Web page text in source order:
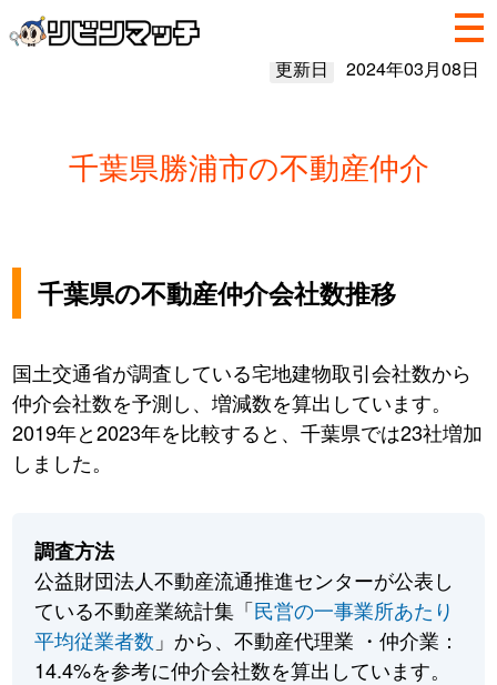
更新日 2024年03月08日
千葉県勝浦市の不動産仲介
千葉県の不動産仲介会社数推移
国土交通省が調査している宅地建物取引会社数から
仲介会社数を予測し、増減数を算出しています。
2019年と2023年を比較すると、千葉県では23社増加
しました。
調査方法
公益財団法人不動産流通推進センターが公表し
ている不動産業統計集「民営の一事業所あたり
平均従業者数 」から、不動産代理業 ・仲介業：
14.4%を参考に仲介会社数を算出しています。